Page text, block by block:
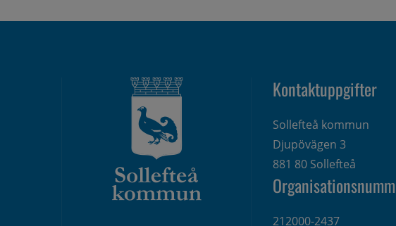
Kontaktuppgifter
Sollefteå kommun
Djupövägen 3
881 80 Sollefteå
212000-2437